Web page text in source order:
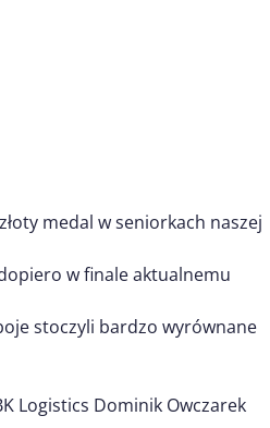
medal w seniorkach naszej
w finale aktualnemu
stoczyli bardzo wyrównane
Logistics Dominik Owczarek